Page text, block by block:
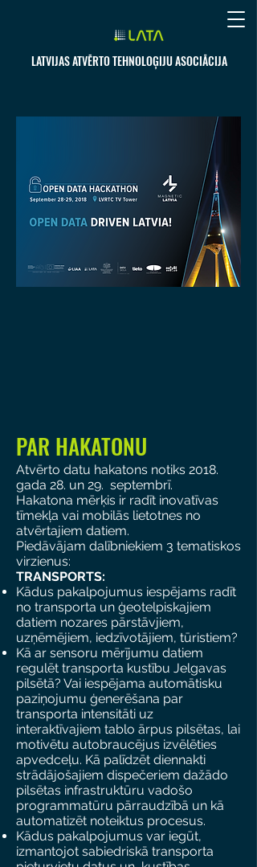
LATVIJAS ATVĒRTO TEHNOLOĢIJU ASOCIĀCIJA
PAR HAKATONU
Atvērto datu hakatons notiks 2018.
gada 28. un 29. septembrī.
Hakatona mērķis ir radīt inovatīvas
tīmekļa vai mobilās lietotnes no
atvērtajiem datiem.
Piedāvājam dalībniekiem 3 tematiskos
virzienus:
TRANSPORTS:
Kādus pakalpojumus iespējams radīt
no transporta un ģeotelpiskajiem
datiem nozares pārstāvjiem,
uzņēmējiem, iedzīvotājiem, tūristiem?
Kā ar sensoru mērījumu datiem
regulēt transporta kustību Jelgavas
pilsētā? Vai iespējama automātisku
paziņojumu ģenerēšana par
transporta intensitāti uz
interaktīvajiem tablo ārpus pilsētas, lai
motivētu autobraucējus izvēlēties
apvedceļu. Kā palīdzēt diennakti
strādājošajiem dispečeriem dažādo
pilsētas infrastruktūru vadošo
programmatūru pārraudzībā un kā
automatizēt noteiktus procesus.
Kādus pakalpojumus var iegūt,
izmantojot sabiedriskā transporta